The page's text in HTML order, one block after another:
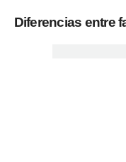
Diferencias entre